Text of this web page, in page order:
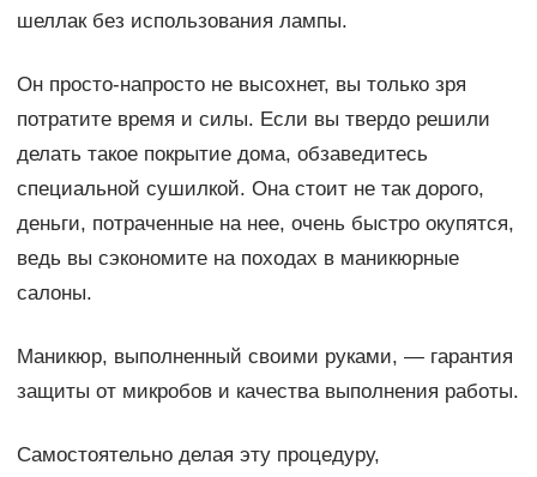
шеллак без использования лампы.
Он просто-напросто не высохнет, вы только зря
потратите время и силы. Если вы твердо решили
делать такое покрытие дома, обзаведитесь
специальной сушилкой. Она стоит не так дорого,
деньги, потраченные на нее, очень быстро окупятся,
ведь вы сэкономите на походах в маникюрные
салоны.
Маникюр, выполненный своими руками, — гарантия
защиты от микробов и качества выполнения работы.
Самостоятельно делая эту процедуру,